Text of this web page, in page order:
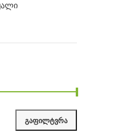
ᲒᲐᲤᲘᲚᲢᲕᲠᲐ